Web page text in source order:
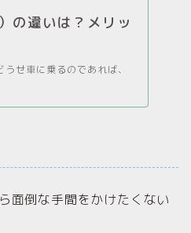
の違いは？メリッ
せ車に乗るのであれば、
面倒な手間をかけたくない